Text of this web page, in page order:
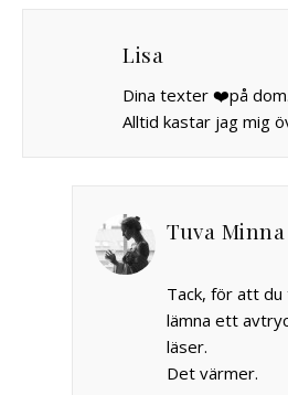
Lisa
Dina texter ❤️på
Alltid kastar jag mig
Tuva
Tack, för att
lämna ett
läser.
Det värmer.